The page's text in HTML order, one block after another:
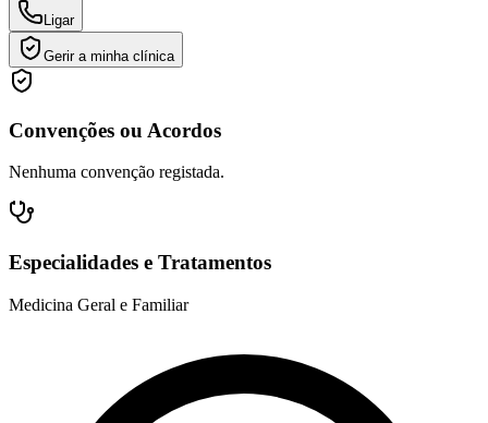
Ligar
Gerir a minha clínica
Convenções ou Acordos
Nenhuma convenção registada.
Especialidades e Tratamentos
Medicina Geral e Familiar